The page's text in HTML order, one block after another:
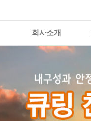
회사소개